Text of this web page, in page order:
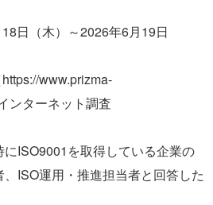
日（木）～2026年6月19日
www.prizma-
ンターネット調査
にISO9001を取得している企業の
ISO運用・推進担当者と回答した